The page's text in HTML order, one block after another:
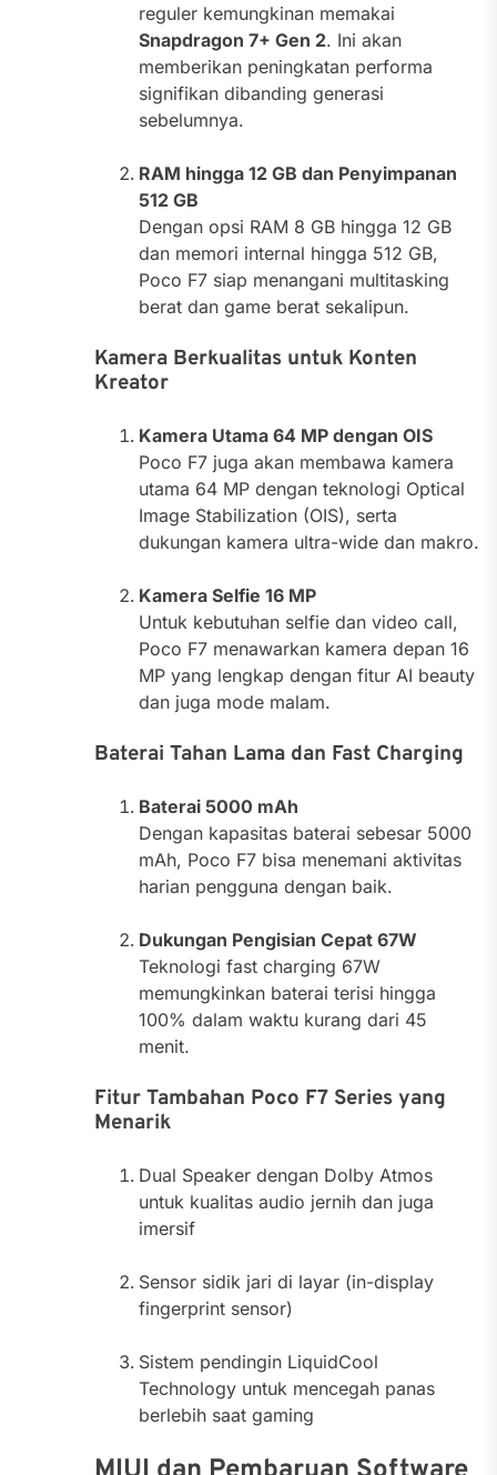
reguler kemungkinan memakai
Snapdragon 7+ Gen 2. Ini akan
memberikan peningkatan performa
signifikan dibanding generasi
sebelumnya.
RAM hingga 12 GB dan Penyimpanan
512 GB
Dengan opsi RAM 8 GB hingga 12 GB
dan memori internal hingga 512 GB,
Poco F7 siap menangani multitasking
berat dan game berat sekalipun.
Kamera Berkualitas untuk Konten
Kreator
Kamera Utama 64 MP dengan OIS
Poco F7 juga akan membawa kamera
utama 64 MP dengan teknologi Optical
Image Stabilization (OIS), serta
dukungan kamera ultra-wide dan makro.
Kamera Selfie 16 MP
Untuk kebutuhan selfie dan video call,
Poco F7 menawarkan kamera depan 16
MP yang lengkap dengan fitur AI beauty
dan juga mode malam.
Baterai Tahan Lama dan Fast Charging
Baterai 5000 mAh
Dengan kapasitas baterai sebesar 5000
mAh, Poco F7 bisa menemani aktivitas
harian pengguna dengan baik.
Dukungan Pengisian Cepat 67W
Teknologi fast charging 67W
memungkinkan baterai terisi hingga
100% dalam waktu kurang dari 45
menit.
Fitur Tambahan Poco F7 Series yang
Menarik
Dual Speaker dengan Dolby Atmos
untuk kualitas audio jernih dan juga
imersif
Sensor sidik jari di layar (in-display
fingerprint sensor)
Sistem pendingin LiquidCool
Technology untuk mencegah panas
berlebih saat gaming